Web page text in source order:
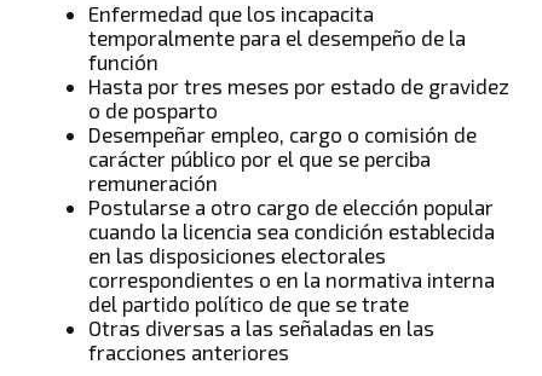
Enfermedad que los incapacita
temporalmente para el desempeño de la
función
Hasta por tres meses por estado de gravidez
o de posparto
Desempeñar empleo, cargo o comisión de
carácter público por el que se perciba
remuneración
Postularse a otro cargo de elección popular
cuando la licencia sea condición establecida
en las disposiciones electorales
correspondientes o en la normativa interna
del partido político de que se trate
Otras diversas a las señaladas en las
fracciones anteriores